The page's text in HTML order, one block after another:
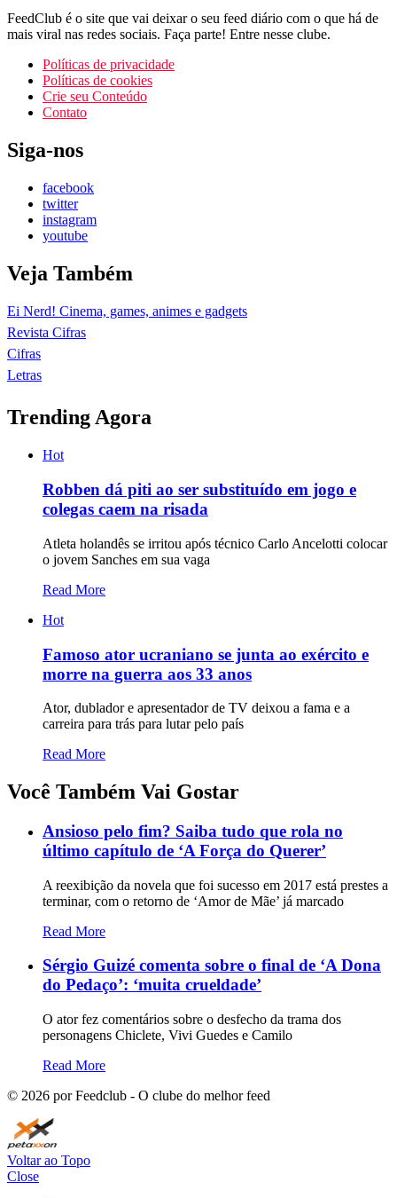
FeedClub é o site que vai deixar o seu feed diário com o que há de
mais viral nas redes sociais. Faça parte! Entre nesse clube.
Políticas de privacidade
Políticas de cookies
Crie seu Conteúdo
Contato
Siga-nos
facebook
twitter
instagram
youtube
Veja Também
Ei Nerd! Cinema, games, animes e gadgets
Revista Cifras
Cifras
Letras
Trending Agora
Hot
Robben dá piti ao ser substituído em jogo e
colegas caem na risada
Atleta holandês se irritou após técnico Carlo Ancelotti colocar
o jovem Sanches em sua vaga
Read More
Hot
Famoso ator ucraniano se junta ao exército e
morre na guerra aos 33 anos
Ator, dublador e apresentador de TV deixou a fama e a
carreira para trás para lutar pelo país
Read More
Você Também Vai Gostar
Ansioso pelo fim? Saiba tudo que rola no
último capítulo de ‘A Força do Querer’
A reexibição da novela que foi sucesso em 2017 está prestes a
terminar, com o retorno de ‘Amor de Mãe’ já marcado
Read More
Sérgio Guizé comenta sobre o final de ‘A Dona
do Pedaço’: ‘muita crueldade’
O ator fez comentários sobre o desfecho da trama dos
personagens Chiclete, Vivi Guedes e Camilo
Read More
© 2026 por Feedclub - O clube do melhor feed
Voltar ao Topo
Close